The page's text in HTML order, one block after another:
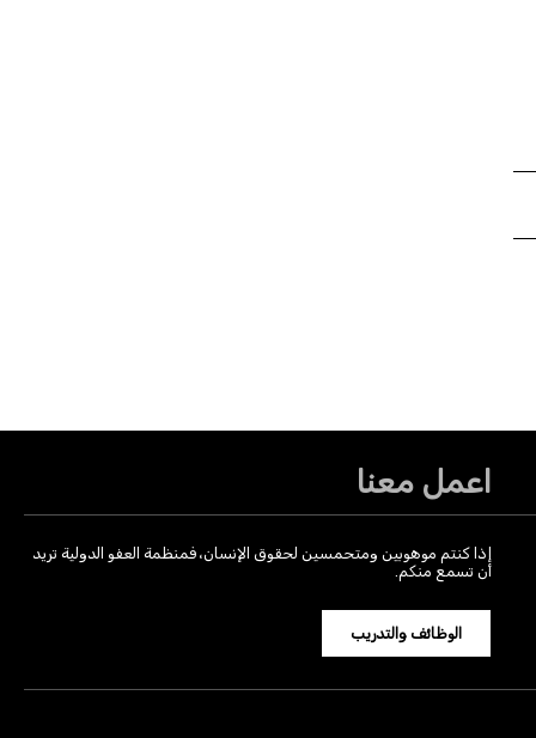
اعمل معنا
إذا كنتم موهوبين ومتحمسين لحقوق الإنسان، فمنظمة العفو الدولية تريد
أن تسمع منكم.
الوظائف والتدريب